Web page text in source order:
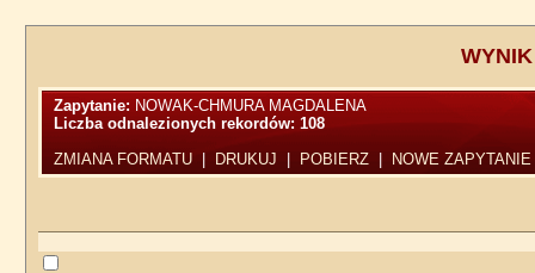
Zapytanie: NOWAK-CHMURA MAGDALENA
Liczba odnalezionych rekordów:108
ZMIANA FORMATU
DRUKUJ POBIERZ NOWE ZAPYTANIE